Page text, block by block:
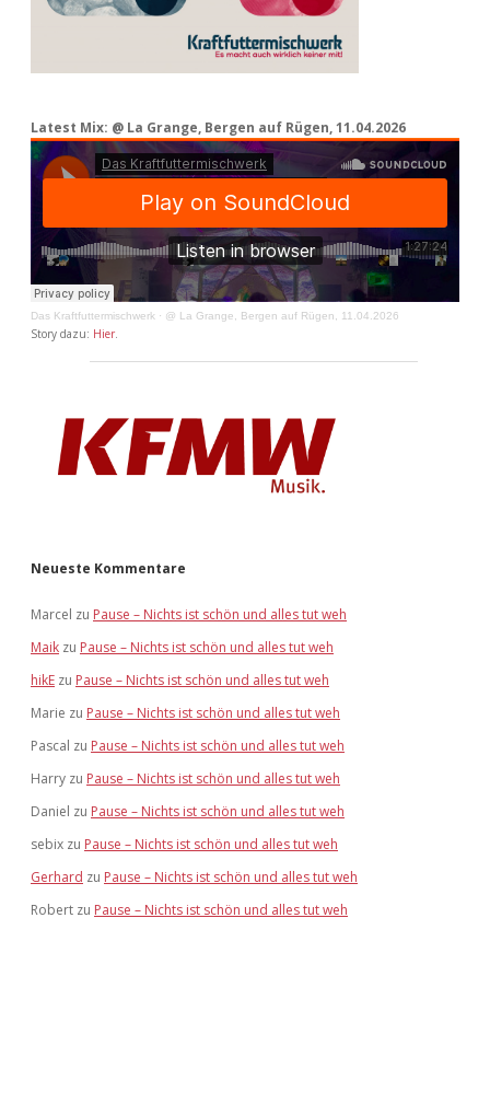
Latest Mix: @ La Grange, Bergen auf Rügen, 11.04.2026
Das Kraftfuttermischwerk · @ La Grange, Bergen auf Rügen, 11.04.2026
Story dazu: Hier
Neueste Kommentare
Marcel zu Pause – Nichts ist schön und alles tut weh
Maik zu Pause – Nichts ist schön und alles tut weh
hikE zu Pause – Nichts ist schön und alles tut weh
Marie zu Pause – Nichts ist schön und alles tut weh
Pascal zu Pause – Nichts ist schön und alles tut weh
Harry zu Pause – Nichts ist schön und alles tut weh
Daniel zu Pause – Nichts ist schön und alles tut weh
sebix zu Pause – Nichts ist schön und alles tut weh
Gerhard zu Pause – Nichts ist schön und alles tut weh
Robert zu Pause – Nichts ist schön und alles tut weh